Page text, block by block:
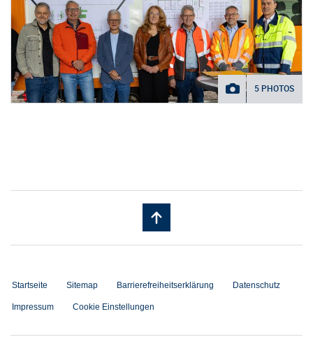
5 PHOTOS
Startseite Sitemap Barrierefreiheitserklärung Datenschutz
Impressum Cookie Einstellungen